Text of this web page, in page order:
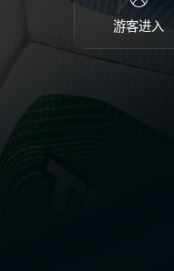
游客进入